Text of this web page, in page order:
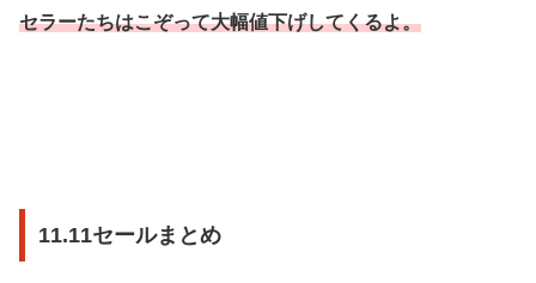
セラーたちはこぞって大幅値下げしてくるよ。
11.11セールまとめ